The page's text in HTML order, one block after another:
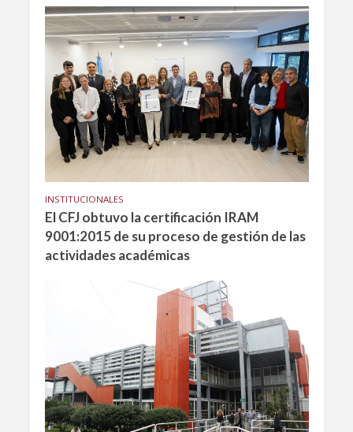
INSTITUCIONALES
El CFJ obtuvo la certificación IRAM
9001:2015 de su proceso de gestión de las
actividades académicas